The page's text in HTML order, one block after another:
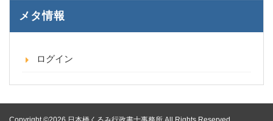
メタ情報
ログイン